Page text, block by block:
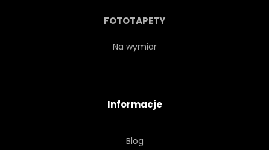
FOTOTAPETY
Na wymiar
Informacje
Blog